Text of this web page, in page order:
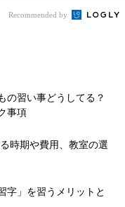
Recommended by
の習い事どうしてる？
事項
時期や費用、教室の選
字」を習うメリットと